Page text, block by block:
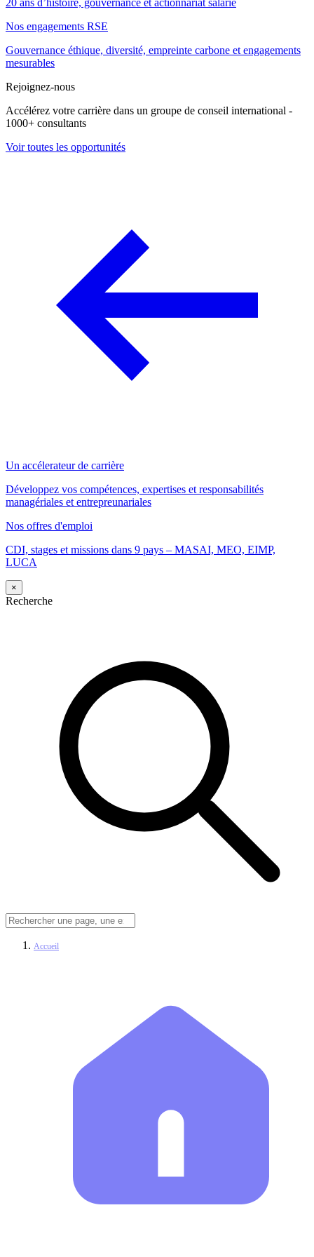
Nos engagements RSE
Gouvernance éthique, diversité, empreinte carbone et engagements
mesurables
Rejoignez-nous
Accélérez votre carrière dans un groupe de conseil international -
1000+ consultants
Voir toutes les opportunités
Un accélerateur de carrière
Développez vos compétences, expertises et responsabilités
managériales et entrepreunariales
Nos offres d'emploi
CDI, stages et missions dans 9 pays – MASAI, MEO, EIMP,
LUCA
×
Recherche
Accueil